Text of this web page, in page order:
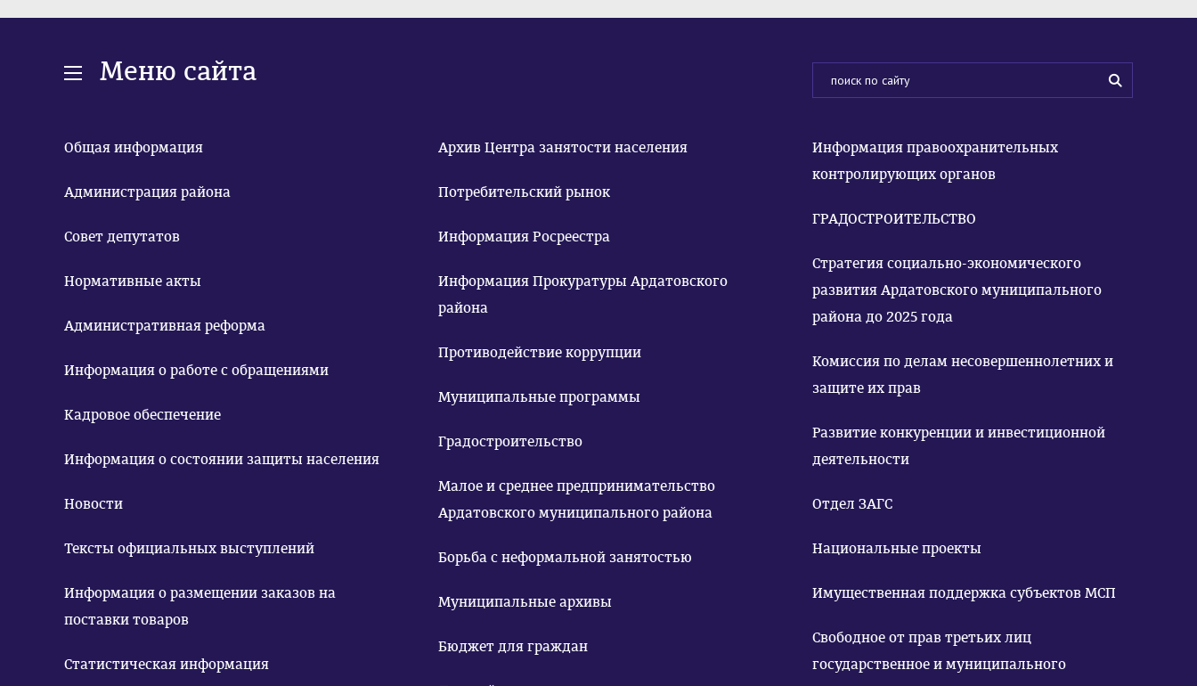
Меню сайта
Общая информация
Администрация района
Совет депутатов
Нормативные акты
Административная реформа
Информация о работе с обращениями
Кадровое обеспечение
Информация о состоянии защиты населения
Новости
Тексты официальных выступлений
Информация о размещении заказов на
поставки товаров
Статистическая информация
Архив Центра занятости населения
Потребительский рынок
Информация Росреестра
Информация Прокуратуры Ардатовского
района
Противодействие коррупции
Муниципальные программы
Градостроительство
Малое и среднее предпринимательство
Ардатовского муниципального района
Борьба с неформальной занятостью
Муниципальные архивы
Бюджет для граждан
Информация правоохранительных
контролирующих органов
ГРАДОСТРОИТЕЛЬСТВО
Стратегия социально-экономического
развития Ардатовского муниципального
района до 2025 года
Комиссия по делам несовершеннолетних и
защите их прав
Развитие конкуренции и инвестиционной
деятельности
Отдел ЗАГС
Национальные проекты
Имущественная поддержка субъектов МСП
Свободное от прав третьих лиц
государственное и муниципального